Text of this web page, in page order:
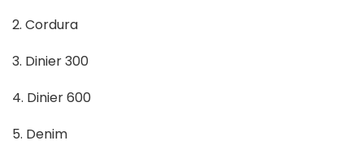
2. Cordura
3. Dinier 300
4. Dinier 600
5. Denim